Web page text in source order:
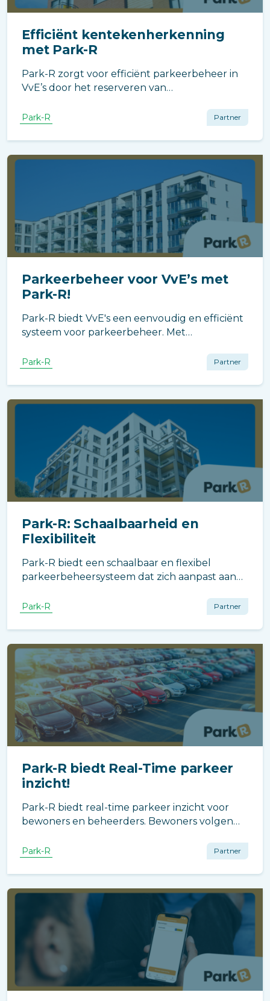
Efficiënt kentekenherkenning
met Park-R
Park-R zorgt voor efficiënt parkeerbeheer in
VvE’s door het reserveren van
gastenparkeerruimte en het registreren van
kentekens. Dit voorkomt ongeautoriseerd
parkeren en vergemakkelijkt het beheer.
Park-R Partner
Parkeerbeheer voor VvE’s met
Park-R!
Park-R biedt VvE's een eenvoudig en efficiënt
systeem voor parkeerbeheer. Met
kunnen bewoners en beheerders
parkeerplaatsen optimaal benutten, wat leidt
tot minder chaos en betere
parkeerruimteplanning.
Park-R Partner
Park-R: Schaalbaarheid en
Flexibiliteit
Park-R biedt een schaalbaar en flexibel
parkeerbeheersysteem dat zich aanpast aan
een klein of groot complex beheert, Park-R
groeit mee met jouw VvE en evolueert om
altijd optimaal te presteren.
Park-R Partner
Park-R biedt Real-Time parkeer
inzicht!
Park-R biedt real-time parkeer inzicht voor
bewoners en beheerders. Bewoners volgen
reserveringen, terwijl beheerders toegang
hebben tot gedetailleerde informatie en een
overzicht van alle parkeerfaciliteiten.
Park-R Partner